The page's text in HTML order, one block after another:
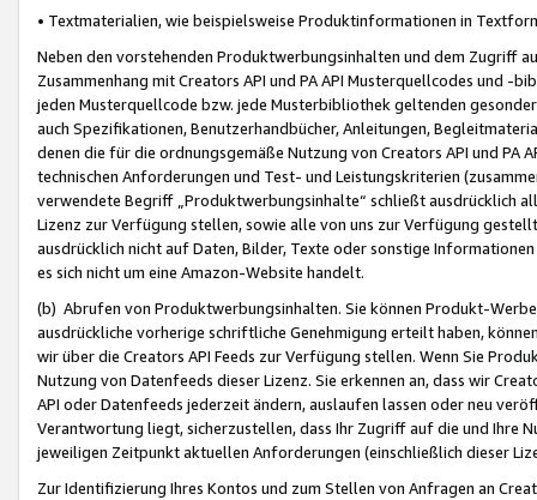
• Textmaterialien, wie beispielsweise Produktinformationen in
Neben den vorstehenden Produktwerbungsinhalten und dem Zugriff
Zusammenhang mit Creators API und PA API Musterquellcodes und
jeden Musterquellcode bzw. jede Musterbibliothek geltenden
auch Spezifikationen, Benutzerhandbücher, Anleitungen,
denen die für die ordnungsgemäße Nutzung von Creators API und PA
technischen Anforderungen und Test- und Leistungskriterien
verwendete Begriff „Produktwerbungsinhalte“ schließt ausdrücklich
Lizenz zur Verfügung stellen, sowie alle von uns zur Verfügung
ausdrücklich nicht auf Daten, Bilder, Texte oder sonstige
es sich nicht um eine Amazon-Website handelt.
(b) Abrufen von Produktwerbungsinhalten. Sie können Produkt-
ausdrückliche vorherige schriftliche Genehmigung erteilt haben,
wir über die Creators API Feeds zur Verfügung stellen. Wenn Sie
Nutzung von Datenfeeds dieser Lizenz. Sie erkennen an, dass wir
API oder Datenfeeds jederzeit ändern, auslaufen lassen oder neu
Verantwortung liegt, sicherzustellen, dass Ihr Zugriff auf die und Ihre
jeweiligen Zeitpunkt aktuellen Anforderungen (einschließlich dieser
Zur Identifizierung Ihres Kontos und zum Stellen von Anfragen an